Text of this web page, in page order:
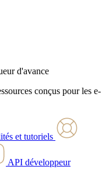
d'avance
conçus pour les e-
et tutoriels
API développeur